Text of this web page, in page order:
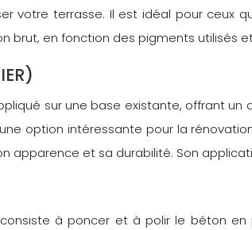
votre terrasse. Il est idéal pour ceux
brut, en fonction des pigments
sur une base existante, offrant
option intéressante pour la
apparence et sa durabilité. Son
à poncer et à polir le béton